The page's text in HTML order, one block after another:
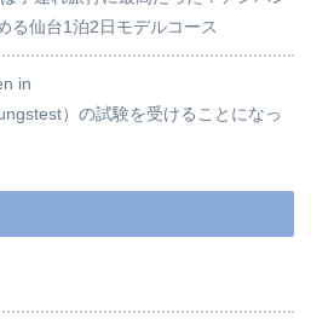
る仙台1泊2日モデルコース
in
）の試験を受けることになっ